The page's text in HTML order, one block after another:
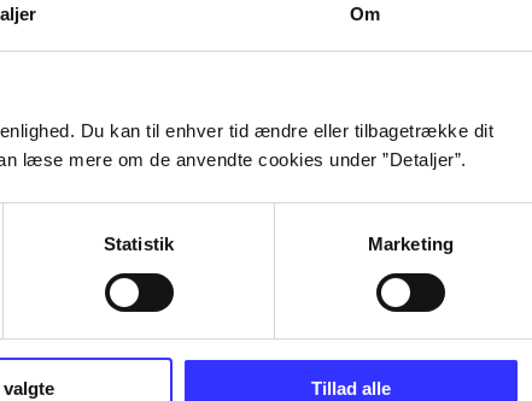
Om
Du kan til enhver tid ændre eller tilbagetrække dit
læse mere om de anvendte cookies under ”Detaljer”.
Statistik Marketing
Tillad alle